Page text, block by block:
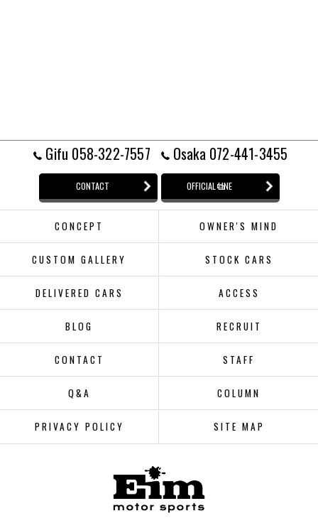
Gifu 058-322-7557 Osaka 072-441-3455
CONTACT OFFICIAL LINE
CONCEPT OWNER'S MIND
CUSTOM GALLERY STOCK CARS
DELIVERED CARS ACCESS
BLOG RECRUIT
CONTACT STAFF
Q&A COLUMN
PRIVACY POLICY SITE MAP